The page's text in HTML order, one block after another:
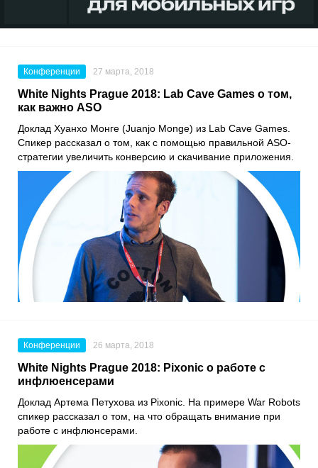
Конференции 27 марта, 2018
White Nights Prague 2018: Lab Cave Games о том,
как важно ASO
Доклад Хуанхо Монге (Juanjo Monge) из Lab Cave Games.
Спикер рассказал о том, как с помощью правильной ASO-
стратегии увеличить конверсию и скачивание приложения.
Конференции 26 марта, 2018
White Nights Prague 2018: Pixonic о работе с
инфлюенсерами
Доклад Артема Петухова из Pixonic. На примере War Robots
спикер рассказал о том, на что обращать внимание при
работе с инфлюнсерами.